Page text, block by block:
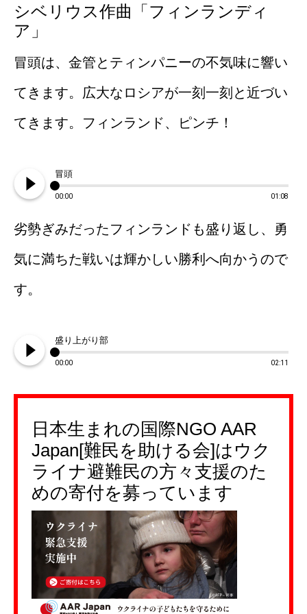
シベリウス作曲「フィンランディ
ア」
冒頭は、金管とティンパニーの不気味に響い
てきます。広大なロシアが一刻一刻と近づい
てきます。フィンランド、ピンチ！
play_circle_filled 冒頭
00:00 01:08
劣勢ぎみだったフィンランドも盛り返し、勇
気に満ちた戦いは輝かしい勝利へ向かうので
す。
play_circle_filled 盛り上がり部
00:00 02:11
日本生まれの国際NGO AAR
Japan[難民を助ける会]はウク
ライナ避難民の方々支援のた
めの寄付を募っています